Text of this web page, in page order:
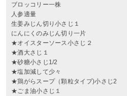
ブロッコリー一株
人参適量
生姜みじん切り小さじ１
にんにくのみじん切り一片
★オイスターソース小さじ２
★酒大さじ１
★砂糖小さじ1/2
★塩加減して少々
★鶏がらスープ（顆粒タイプ)小さじ2
★ごま油小さじ１